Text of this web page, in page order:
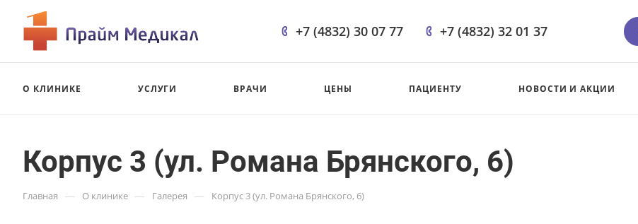
+7 (4832) 30 07 77 +7 (4832) 32 01 37
О КЛИНИКЕ УСЛУГИ ВРАЧИ ЦЕНЫ ПАЦИЕНТУ НОВОСТИ И АКЦИИ
Корпус 3 (ул. Романа Брянского, 6)
Главная — О клинике — Галерея — Корпус 3 (ул. Романа Брянского, 6)